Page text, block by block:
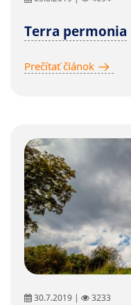
Terra permonia
Prečítať článok
30.7.2019 | 3233